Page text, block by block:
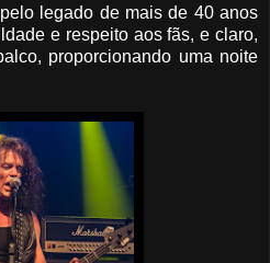
legado de mais de 40 anos
e respeito aos fãs, e claro,
proporcionando uma noite